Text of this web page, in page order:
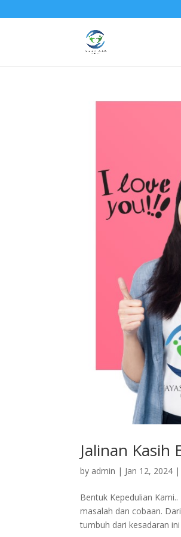
Jalinan Kasih
by admin | Jan 12, 2024 |
Bentuk Kepedulian
masalah dan cobaan.
tumbuh dari kesadaran